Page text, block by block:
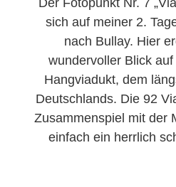
Der Fotopunkt Nr. 7
sich auf meiner 2.
nach Bullay. Hier
wundervoller Blick
Hangviadukt, dem
Deutschlands. Die 92
Zusammenspiel mit der
einfach ein herrlich